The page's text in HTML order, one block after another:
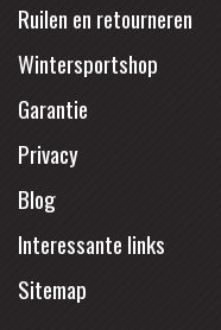
Ruilen en retourneren
Wintersportshop
Garantie
Privacy
Blog
Interessante links
Sitemap